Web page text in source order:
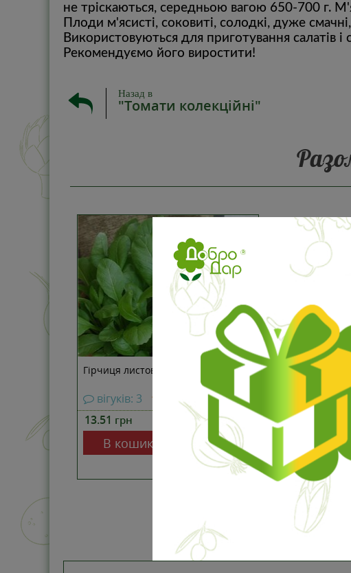
не тріскаються, середньою вагою 650-700 г.
Плоди м'ясисті, соковиті, солодкі, дуже
Використовуються для приготування салатів
Рекомендуємо його виростити!
Назад в
"Томати колекційні"
Гірчиця листова
вігуків: 3
13.51 грн В пакеті:
В кошик